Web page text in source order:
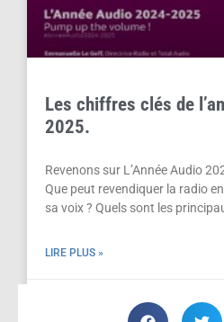
Les chiffres clés de
2025.
Revenons sur L’Année Audio
Que peut revendiquer la radio
sa voix ? Quels sont les
LIRE PLUS »